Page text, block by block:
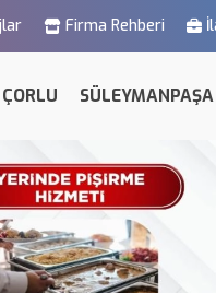
Firma Rehberi
ÇORLU SÜLEYMANPAŞA